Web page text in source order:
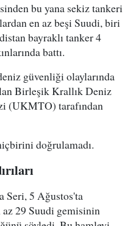
bu yana sekiz tankeri
en az beşi Suudi, biri
bayraklı tanker 4
battı.
güvenliği olaylarında
Birleşik Krallık Deniz
(UKMTO) tarafından
doğrulamadı.
Seri, 5 Ağustos'ta
az 29 Suudi gemisinin